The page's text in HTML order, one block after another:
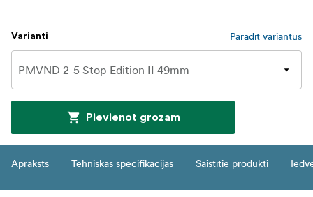
Varianti Parādīt variantus
Pievienot grozam
Apraksts Tehniskās specifikācijas Saistītie produkti